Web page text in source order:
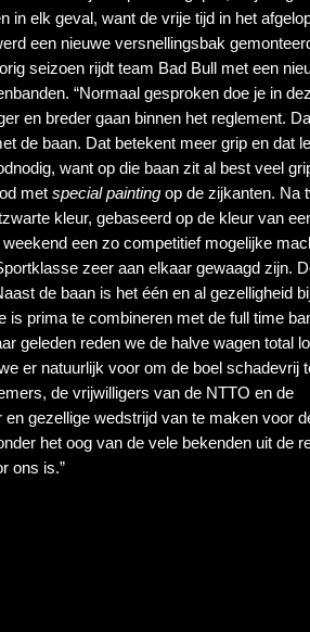
in elk geval, want de vrije tijd in het
een nieuwe versnellingsbak
seizoen rijdt team Bad Bull met een
“Normaal gesproken doe je in
en breder gaan binnen het reglement.
de baan. Dat betekent meer grip en dat
want op die baan zit al best veel
met special painting op de zijkanten. Na
kleur, gebaseerd op de kleur van
een zo competitief mogelijke
zeer aan elkaar gewaagd zijn.
de baan is het één en al gezelligheid
is prima te combineren met de full time
geleden reden we de halve wagen total
er natuurlijk voor om de boel schadevrij
de vrijwilligers van de NTTO en de
gezellige wedstrijd van te maken voor
het oog van de vele bekenden uit de
ons is.”